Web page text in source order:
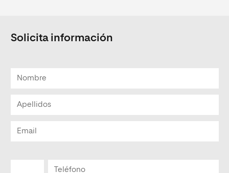
Solicita información